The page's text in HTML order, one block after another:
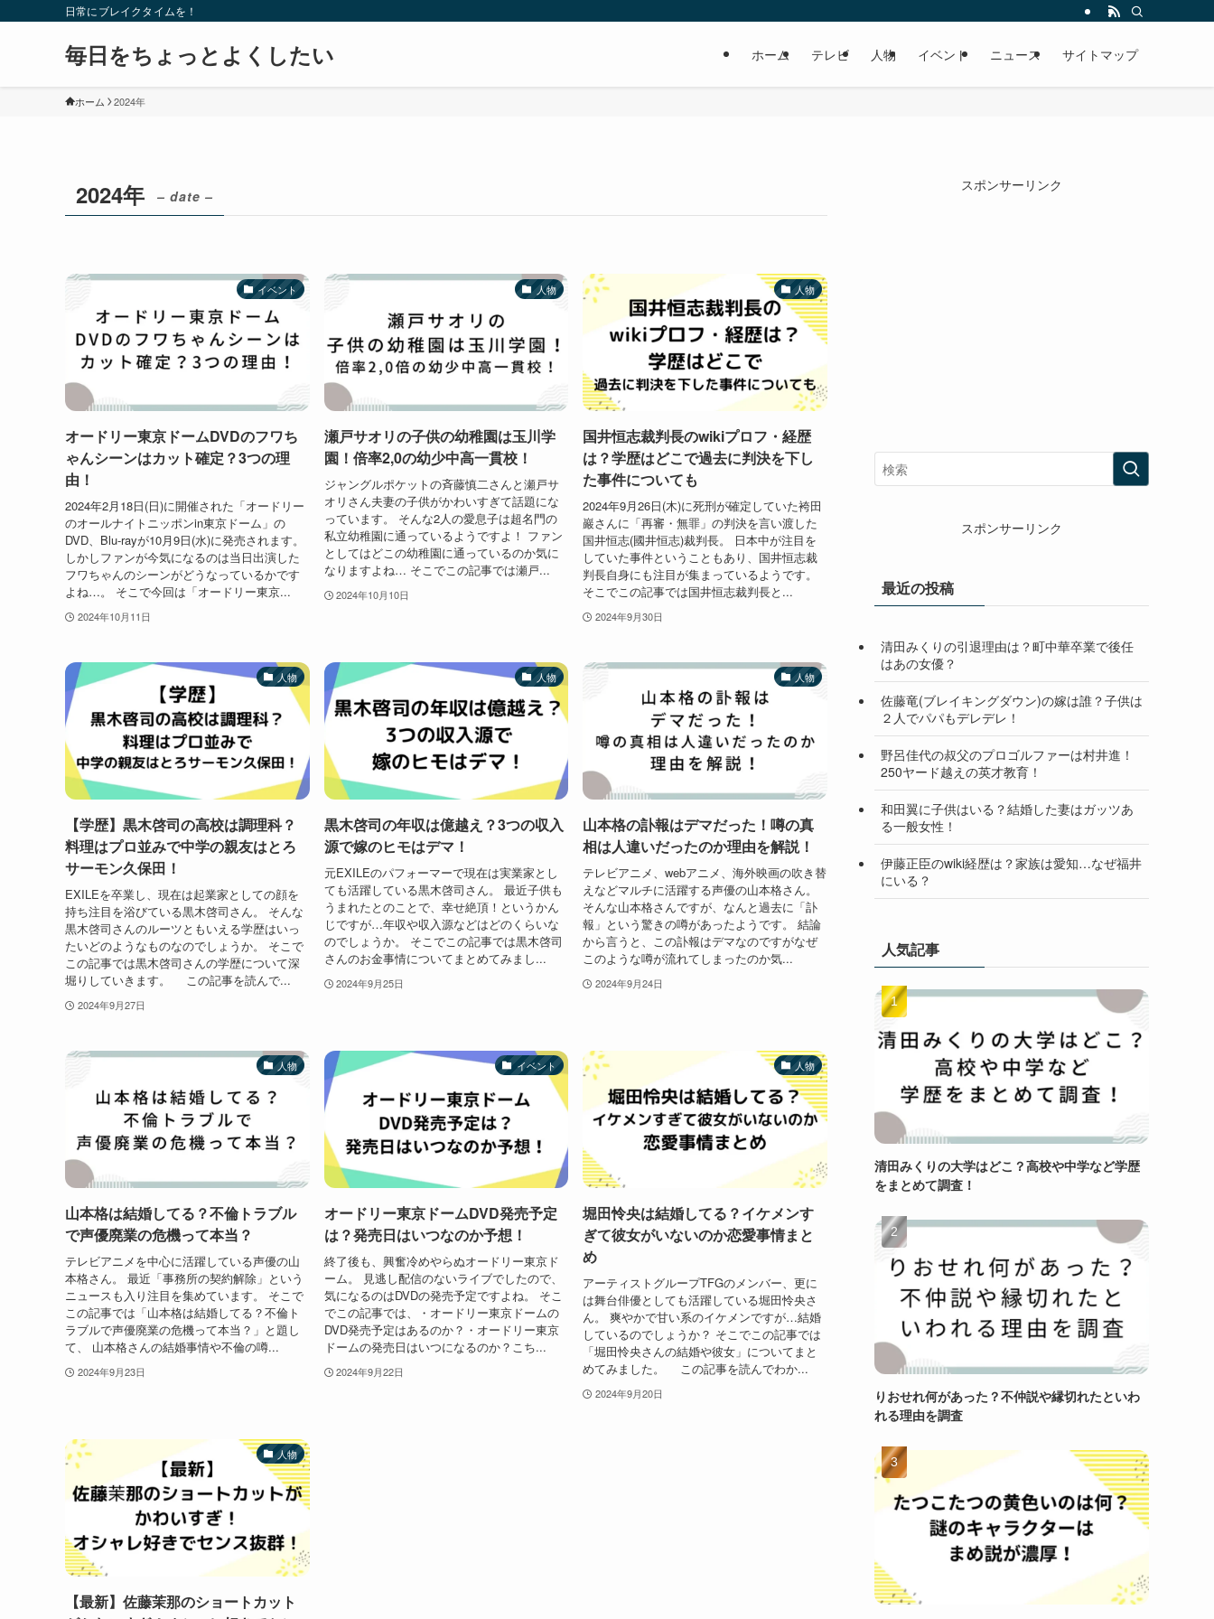
日常にブレイクタイムを！
毎日をちょっとよくしたい ホーム テレビ 人物 イベント ニュース サイトマップ
ホーム 2024年
2024年 – date –
イベント
オードリー東京ドームDVDのフワち
ゃんシーンはカット確定？3つの理
由！
2024年2月18日(日)に開催された「オードリー
のオールナイトニッポンin東京ドーム」の
DVD、Blu-rayが10月9日(水)に発売されます。
しかしファンが今気になるのは当日出演した
フワちゃんのシーンがどうなっているかです
よね…。 そこで今回は「オードリー東京...
2024年10月11日
人物
瀬戸サオリの子供の幼稚園は玉川学
園！倍率2,0の幼少中高一貫校！
ジャングルポケットの斉藤慎二さんと瀬戸サ
オリさん夫妻の子供がかわいすぎて話題にな
っています。 そんな2人の愛息子は超名門の
私立幼稚園に通っているようですよ！ ファン
としてはどこの幼稚園に通っているのか気に
なりますよね… そこでこの記事では瀬戸...
2024年10月10日
人物
国井恒志裁判長のwikiプロフ・経歴
は？学歴はどこで過去に判決を下し
た事件についても
2024年9月26日(木)に死刑が確定していた袴田
巖さんに「再審・無罪」の判決を言い渡した
国井恒志(國井恒志)裁判長。 日本中が注目を
していた事件ということもあり、国井恒志裁
判長自身にも注目が集まっているようです。
そこでこの記事では国井恒志裁判長と...
2024年9月30日
人物
【学歴】黒木啓司の高校は調理科？
料理はプロ並みで中学の親友はとろ
サーモン久保田！
EXILEを卒業し、現在は起業家としての顔を
持ち注目を浴びている黒木啓司さん。 そんな
黒木啓司さんのルーツともいえる学歴はいっ
たいどのようなものなのでしょうか。 そこで
この記事では黒木啓司さんの学歴について深
堀りしていきます。 この記事を読んで...
2024年9月27日
人物
黒木啓司の年収は億越え？3つの収入
源で嫁のヒモはデマ！
元EXILEのパフォーマーで現在は実業家とし
ても活躍している黒木啓司さん。 最近子供も
うまれたとのことで、幸せ絶頂！というかん
じですが…年収や収入源などはどのくらいな
のでしょうか。 そこでこの記事では黒木啓司
さんのお金事情についてまとめてみまし...
2024年9月25日
人物
山本格の訃報はデマだった！噂の真
相は人違いだったのか理由を解説！
テレビアニメ、webアニメ、海外映画の吹き替
えなどマルチに活躍する声優の山本格さん。
そんな山本格さんですが、なんと過去に「訃
報」という驚きの噂があったようです。 結論
から言うと、この訃報はデマなのですがなぜ
このような噂が流れてしまったのか気...
2024年9月24日
人物
山本格は結婚してる？不倫トラブル
で声優廃業の危機って本当？
テレビアニメを中心に活躍している声優の山
本格さん。 最近「事務所の契約解除」という
ニュースも入り注目を集めています。 そこで
この記事では「山本格は結婚してる？不倫ト
ラブルで声優廃業の危機って本当？」と題し
て、 山本格さんの結婚事情や不倫の噂...
2024年9月23日
イベント
オードリー東京ドームDVD発売予定
は？発売日はいつなのか予想！
終了後も、興奮冷めやらぬオードリー東京ド
ーム。 見逃し配信のないライブでしたので、
気になるのはDVDの発売予定ですよね。 そこ
でこの記事では、・オードリー東京ドームの
DVD発売予定はあるのか？・オードリー東京
ドームの発売日はいつになるのか？こち...
2024年9月22日
人物
堀田怜央は結婚してる？イケメンす
ぎて彼女がいないのか恋愛事情まと
め
アーティストグループTFGのメンバー、更に
は舞台俳優としても活躍している堀田怜央さ
ん。 爽やかで甘い系のイケメンですが…結婚
しているのでしょうか？ そこでこの記事では
「堀田怜央さんの結婚や彼女」についてまと
めてみました。 この記事を読んでわか...
2024年9月20日
人物
【最新】佐藤茉那のショートカット
スポンサーリンク
スポンサーリンク
最近の投稿
清田みくりの引退理由は？町中華卒業で後任
はあの女優？
佐藤竜(ブレイキングダウン)の嫁は誰？子供は
２人でパパもデレデレ！
野呂佳代の叔父のプロゴルファーは村井進！
250ヤード越えの英才教育！
和田翼に子供はいる？結婚した妻はガッツあ
る一般女性！
伊藤正臣のwiki経歴は？家族は愛知…なぜ福井
にいる？
人気記事
清田みくりの大学はどこ？高校や中学など学歴
をまとめて調査！
りおせれ何があった？不仲説や縁切れたといわ
れる理由を調査